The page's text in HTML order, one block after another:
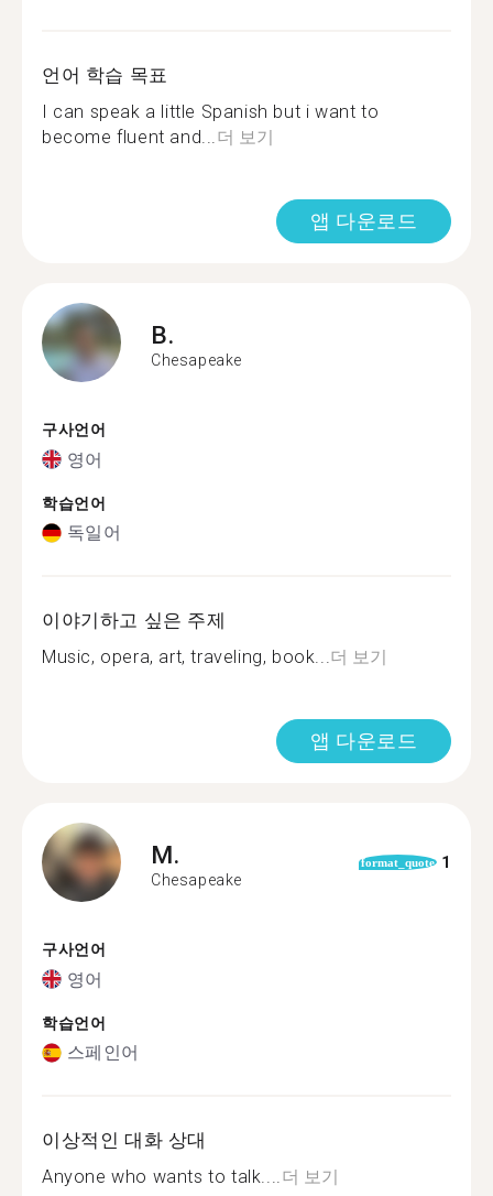
언어 학습 목표
I can speak a little Spanish but i want to
become fluent and...더 보기
앱 다운로드
B.
Chesapeake
구사언어
영어
학습언어
독일어
이야기하고 싶은 주제
Music, opera, art, traveling, book...더 보기
앱 다운로드
M.
Chesapeake
format_quote 1
구사언어
영어
학습언어
스페인어
이상적인 대화 상대
Anyone who wants to talk....더 보기